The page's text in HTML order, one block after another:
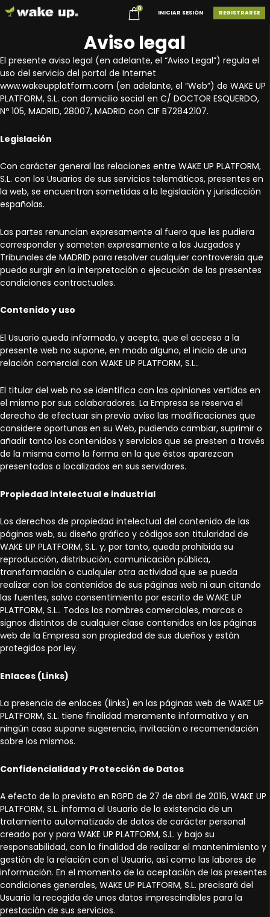
0
REGISTRARSE
INICIAR SESIÓN
Aviso legal
El presente aviso legal (en adelante, el “Aviso Legal”) regula el
uso del servicio del portal de Internet
www.wakeupplatform.com (en adelante, el “Web”) de WAKE UP
PLATFORM, S.L. con domicilio social en C/ DOCTOR ESQUERDO,
Nº 105, MADRID, 28007, MADRID con CIF B72842107.
Legislación
Con carácter general las relaciones entre WAKE UP PLATFORM,
S.L. con los Usuarios de sus servicios telemáticos, presentes en
la web, se encuentran sometidas a la legislación y jurisdicción
españolas.
Las partes renuncian expresamente al fuero que les pudiera
corresponder y someten expresamente a los Juzgados y
Tribunales de MADRID para resolver cualquier controversia que
pueda surgir en la interpretación o ejecución de las presentes
condiciones contractuales.
Contenido y uso
El Usuario queda informado, y acepta, que el acceso a la
presente web no supone, en modo alguno, el inicio de una
relación comercial con WAKE UP PLATFORM, S.L..
El titular del web no se identifica con las opiniones vertidas en
el mismo por sus colaboradores. La Empresa se reserva el
derecho de efectuar sin previo aviso las modificaciones que
considere oportunas en su Web, pudiendo cambiar, suprimir o
añadir tanto los contenidos y servicios que se presten a través
de la misma como la forma en la que éstos aparezcan
presentados o localizados en sus servidores.
Propiedad intelectual e industrial
Los derechos de propiedad intelectual del contenido de las
páginas web, su diseño gráfico y códigos son titularidad de
WAKE UP PLATFORM, S.L. y, por tanto, queda prohibida su
reproducción, distribución, comunicación pública,
transformación o cualquier otra actividad que se pueda
realizar con los contenidos de sus páginas web ni aun citando
las fuentes, salvo consentimiento por escrito de WAKE UP
PLATFORM, S.L.. Todos los nombres comerciales, marcas o
signos distintos de cualquier clase contenidos en las páginas
web de la Empresa son propiedad de sus dueños y están
protegidos por ley.
Enlaces (Links)
La presencia de enlaces (links) en las páginas web de WAKE UP
PLATFORM, S.L. tiene finalidad meramente informativa y en
ningún caso supone sugerencia, invitación o recomendación
sobre los mismos.
Confidencialidad y Protección de Datos
A efecto de lo previsto en RGPD de 27 de abril de 2016, WAKE UP
PLATFORM, S.L. informa al Usuario de la existencia de un
tratamiento automatizado de datos de carácter personal
creado por y para WAKE UP PLATFORM, S.L. y bajo su
responsabilidad, con la finalidad de realizar el mantenimiento y
gestión de la relación con el Usuario, así como las labores de
información. En el momento de la aceptación de las presentes
condiciones generales, WAKE UP PLATFORM, S.L. precisará del
Usuario la recogida de unos datos imprescindibles para la
prestación de sus servicios.